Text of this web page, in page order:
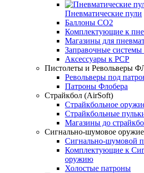
Пневматические пули
Баллоны СО2
Комплектующие к
Магазины для
Заправочные системы
Аксессуары к РСР
Пистолеты и Револьверы
Револьверы под
Патроны Флобера
Страйкбол (AirSoft)
Страйкбольное
Страйкбольные
Магазины до
Сигнально-шумовое оружие
Сигнально-шумовой
Комплектующие к
оружию
Холостые патроны